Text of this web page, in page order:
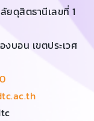
ดุสิตธานีเลขที่ 1
บอน เขตประเวศ